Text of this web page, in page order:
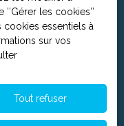
″Gérer les cookies″
essentiels à
sur vos
Tout refuser